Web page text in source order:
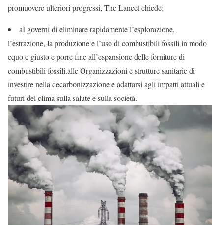
promuovere ulteriori progressi, The Lancet chiede:
aI governi di eliminare rapidamente l’esplorazione,
l’estrazione, la produzione e l’uso di combustibili fossili in modo
equo e giusto e porre fine all’espansione delle forniture di
combustibili fossili.alle Organizzazioni e strutture sanitarie di
investire nella decarbonizzazione e adattarsi agli impatti attuali e
futuri del clima sulla salute e sulla società.